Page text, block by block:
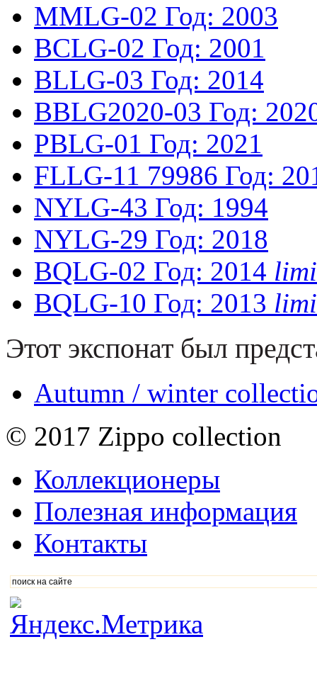
MMLG-02 Год: 2003
BCLG-02 Год: 2001
BLLG-03 Год: 2014
BBLG2020-03 Год:
PBLG-01 Год: 2021
FLLG-11 79986 Год:
NYLG-43 Год: 1994
NYLG-29 Год: 2018
BQLG-02 Год: 2014
BQLG-10 Год: 2013
Этот экспонат был
Autumn / winter
© 2017 Zippo collection
Коллекционеры
Полезная информация
Контакты